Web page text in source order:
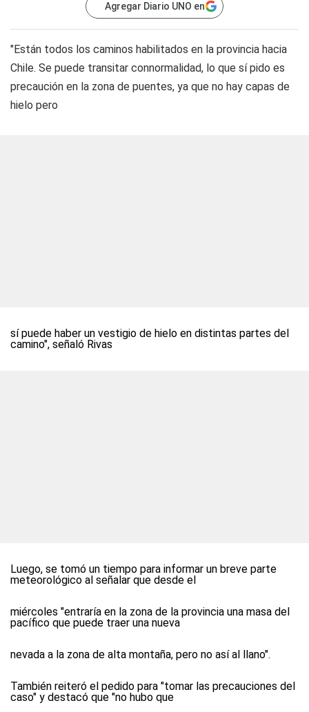
Agregar Diario UNO en
"Están todos los caminos habilitados en la provincia hacia
Chile. Se puede transitar connormalidad, lo que sí pido es
precaución en la zona de puentes, ya que no hay capas de
hielo pero
sí puede haber un vestigio de hielo en distintas partes del
camino", señaló Rivas
Luego, se tomó un tiempo para informar un breve parte
meteorológico al señalar que desde el
miércoles "entraría en la zona de la provincia una masa del
pacífico que puede traer una nueva
nevada a la zona de alta montaña, pero no así al llano".
También reiteró el pedido para "tomar las precauciones del
caso" y destacó que "no hubo que